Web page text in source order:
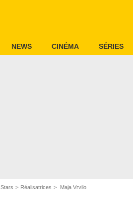
NEWS CINÉMA SÉRIES
Stars Réalisatrices Maja Vrvilo